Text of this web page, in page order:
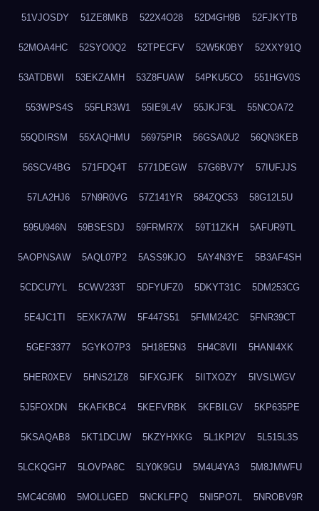
51VJOSDY 51ZE8MKB 522X4O28 52D4GH9B 52FJKYTB
52MOA4HC 52SYO0Q2 52TPECFV 52W5K0BY 52XXY91Q
53ATDBWI 53EKZAMH 53Z8FUAW 54PKU5CO 551HGV0S
553WPS4S 55FLR3W1 55IE9L4V 55JKJF3L 55NCOA72
55QDIRSM 55XAQHMU 56975PIR 56GSA0U2 56QN3KEB
56SCV4BG 571FDQ4T 5771DEGW 57G6BV7Y 57IUFJJS
57LA2HJ6 57N9R0VG 57Z141YR 584ZQC53 58G12L5U
595U946N 59BSESDJ 59FRMR7X 59T11ZKH 5AFUR9TL
5AOPNSAW 5AQL07P2 5ASS9KJO 5AY4N3YE 5B3AF4SH
5CDCU7YL 5CWV233T 5DFYUFZ0 5DKYT31C 5DM253CG
5E4JC1TI 5EXK7A7W 5F447S51 5FMM242C 5FNR39CT
5GEF3377 5GYKO7P3 5H18E5N3 5H4C8VII 5HANI4XK
5HER0XEV 5HNS21Z8 5IFXGJFK 5IITXOZY 5IVSLWGV
5J5FOXDN 5KAFKBC4 5KEFVRBK 5KFBILGV 5KP635PE
5KSAQAB8 5KT1DCUW 5KZYHXKG 5L1KPI2V 5L515L3S
5LCKQGH7 5LOVPA8C 5LY0K9GU 5M4U4YA3 5M8JMWFU
5MC4C6M0 5MOLUGED 5NCKLFPQ 5NI5PO7L 5NROBV9R